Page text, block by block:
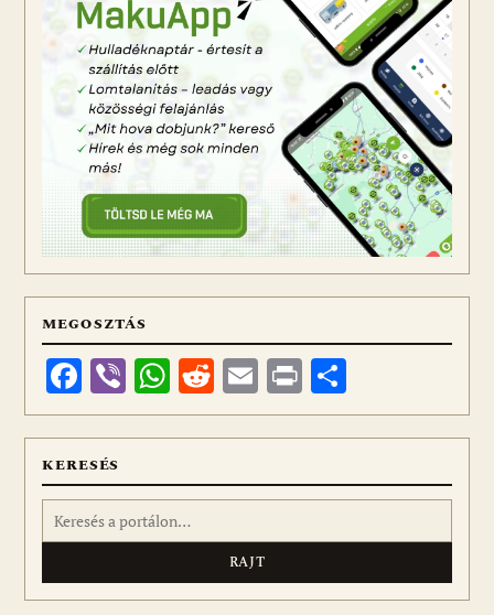
MEGOSZTÁS
Facebook
ViberWhatsApp
Reddit
Email
Print
meg
KERESÉS
Keresés: